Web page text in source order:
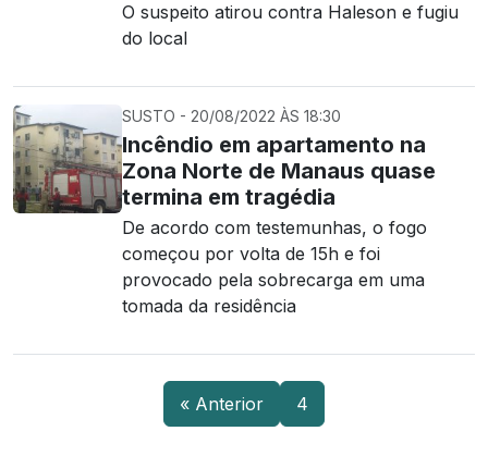
O suspeito atirou contra Haleson e fugiu
do local
SUSTO - 20/08/2022 ÀS 18:30
Incêndio em apartamento na
Zona Norte de Manaus quase
termina em tragédia
De acordo com testemunhas, o fogo
começou por volta de 15h e foi
provocado pela sobrecarga em uma
tomada da residência
« Anterior 4